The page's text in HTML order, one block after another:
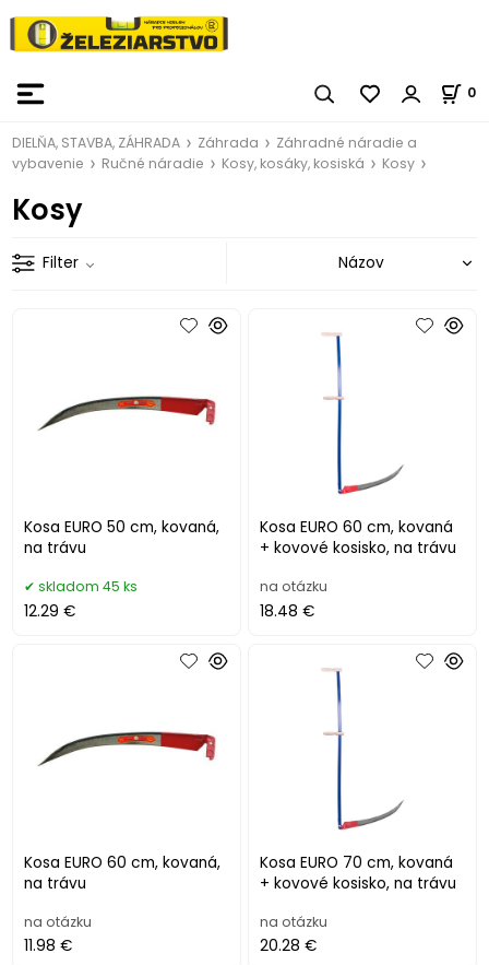
0
DIELŇA, STAVBA, ZÁHRADA Záhrada
Záhradné náradie a
vybavenie
Ručné náradie Kosy, kosáky, kosiská Kosy
Kosy
Filter
Kosa EURO 50 cm, kovaná,
na trávu
skladom 45 ks
12.29 €
Kosa EURO 60 cm, kovaná
+ kovové kosisko, na trávu
na otázku
18.48 €
Kosa EURO 60 cm, kovaná,
na trávu
na otázku
11.98 €
Kosa EURO 70 cm, kovaná
+ kovové kosisko, na trávu
na otázku
20.28 €